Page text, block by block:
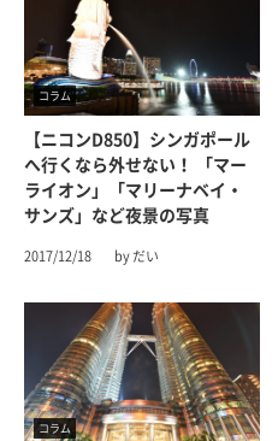
コラム
【ニコンD850】シンガポール
へ行くなら外せない！ 「マー
ライオン」「マリーナベイ・
サンズ」など夜景の写真
2017/12/18 by だい
コラム